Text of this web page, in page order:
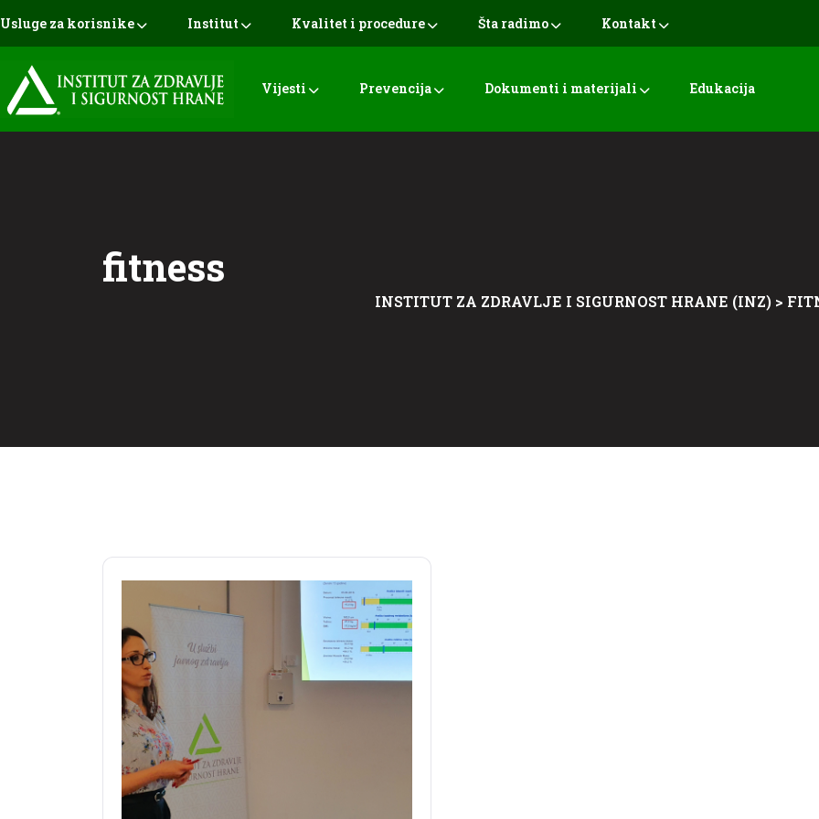
Usluge za korisnike Institut Kvalitet i procedure Šta radimo Kontakt
Vijesti Prevencija Dokumenti i materijali Edukacija
fitness
INSTITUT ZA ZDRAVLJE I SIGURNOST HRANE (INZ) >